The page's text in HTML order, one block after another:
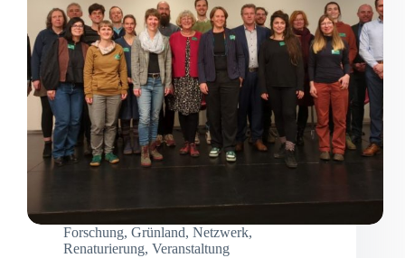
–
Ein
Symposium
des
Instituts
für
Ökologie
Forschung, Grünland, Netzwerk,
Renaturierung, Veranstaltung